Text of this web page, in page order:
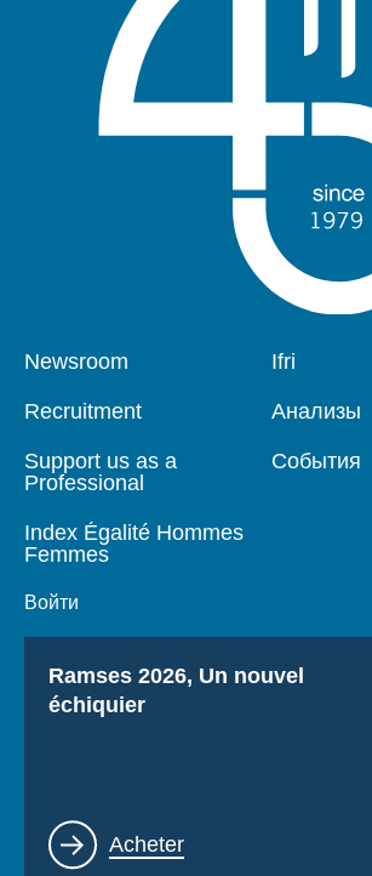
Pied
page
Newsroom
Recruitment
Support us as a
Professional
Index Égalité Hommes
Femmes
Войти
Navigation
Ifri
Анализы
События
Titre
Ramses 2026, Un nouvel
échiquier
Lien
Acheter